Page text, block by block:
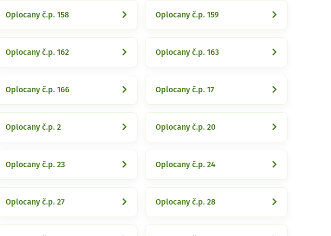
Oplocany č.p. 158 Oplocany č.p. 159
Oplocany č.p. 162 Oplocany č.p. 163
Oplocany č.p. 166 Oplocany č.p. 17
Oplocany č.p. 2 Oplocany č.p. 20
Oplocany č.p. 23 Oplocany č.p. 24
Oplocany č.p. 27 Oplocany č.p. 28